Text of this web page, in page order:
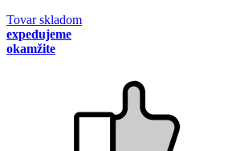
Tovar skladom
expedujeme
okamžite